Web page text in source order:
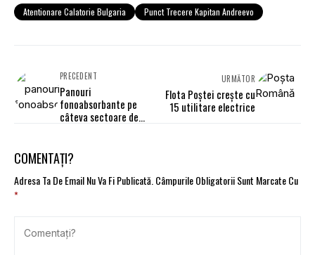
Atentionare Calatorie Bulgaria Punct Trecere Kapitan Andreevo
PRECEDENT
Panouri
fonoabsorbante pe
câteva sectoare de
URMĂTOR
Flota Poștei crește cu
15 utilitare electrice
COMENTAȚI?
Adresa Ta De Email Nu Va Fi Publicată.Câmpurile Obligatorii Sunt Marcate Cu
*